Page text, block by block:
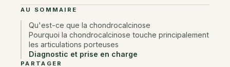
AU SOMMAIRE
Qu'est-ce que la chondrocalcinose
Pourquoi la chondrocalcinose touche principalement
les articulations porteuses
Diagnostic et prise en charge
PARTAGER